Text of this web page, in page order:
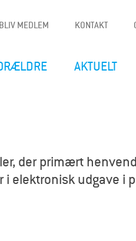
BLIV MEDLEM KONTAKT
AKTUELT
der primært
elektronisk udgave i